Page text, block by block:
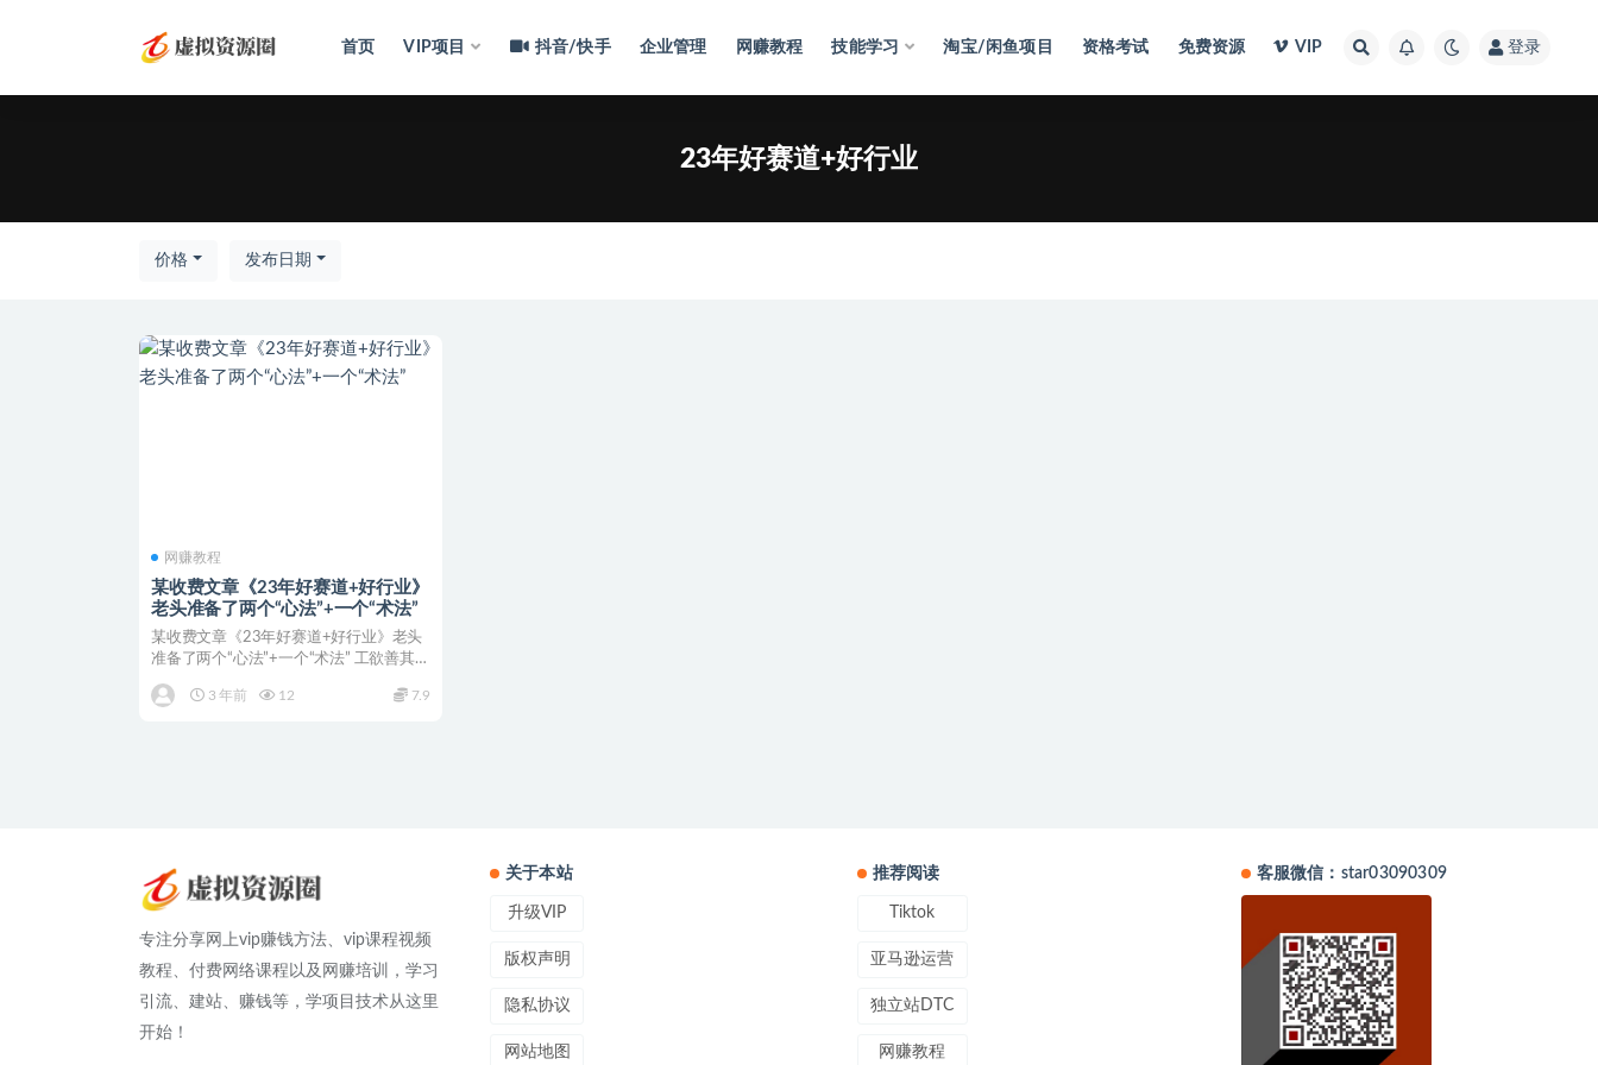
首页 VIP项目 抖音/快手 企业管理 网赚教程 技能学习 淘宝/闲鱼项目 资格考试 免费资源 VIP 登录
23年好赛道+好行业
价格 发布日期
网赚教程
某收费文章《23年好赛道+好行业》
老头准备了两个“心法”+一个“术法”
某收费文章《23年好赛道+好行业》老头
准备了两个“心法”+一个“术法” 工欲善其
3 年前
12 7.9
专注分享网上vip赚钱方法、vip课程视频
教程、付费网络课程以及网赚培训，学习
引流、建站、赚钱等，学项目技术从这里
开始！
关于本站
升级VIP
版权声明
隐私协议
网站地图
推荐阅读
Tiktok
亚马逊运营
独立站DTC
网赚教程
客服微信：star03090309